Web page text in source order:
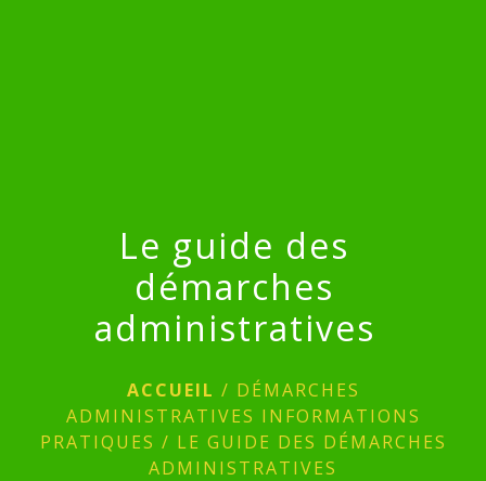
Le guide des
démarches
administratives
ACCUEIL / DÉMARCHES
ADMINISTRATIVES INFORMATIONS
PRATIQUES / LE GUIDE DES DÉMARCHES
ADMINISTRATIVES